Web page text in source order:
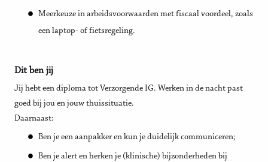
Meerkeuze in arbeidsvoorwaarden met fiscaal voordeel, zoals
een laptop- of fietsregeling.
Dit ben jij
Jij hebt een diploma tot Verzorgende IG. Werken in de nacht past
goed bij jou en jouw thuissituatie.
Daarnaast:
Ben je een aanpakker en kun je duidelijk communiceren;
Ben je alert en herken je (klinische) bijzonderheden bij